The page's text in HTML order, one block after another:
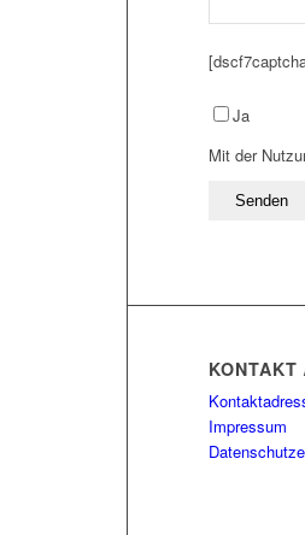
Please
leave
this
empty.
Ja
Mit der
Impressum